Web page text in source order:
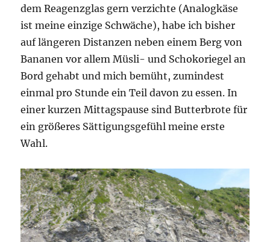
dem Reagenzglas gern verzichte (Analogkäse
ist meine einzige Schwäche), habe ich bisher
auf längeren Distanzen neben einem Berg von
Bananen vor allem Müsli- und Schokoriegel an
Bord gehabt und mich bemüht, zumindest
einmal pro Stunde ein Teil davon zu essen. In
einer kurzen Mittagspause sind Butterbrote für
ein größeres Sättigungsgefühl meine erste
Wahl.